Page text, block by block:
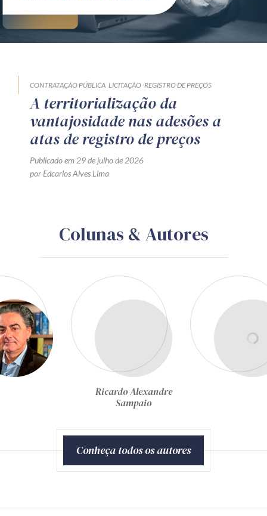
CONTRATAÇÃO PÚBLICA LICITAÇÃO REGISTRO DE PREÇOS
A territorialização da
vantajosidade nas adesões a
atas de registro de preços
Publicado em 29 de julho de 2026
por Edcarlos Alves Lima
Colunas & Autores
Ricardo Alexandre
Sampaio
Conheça todos os autores